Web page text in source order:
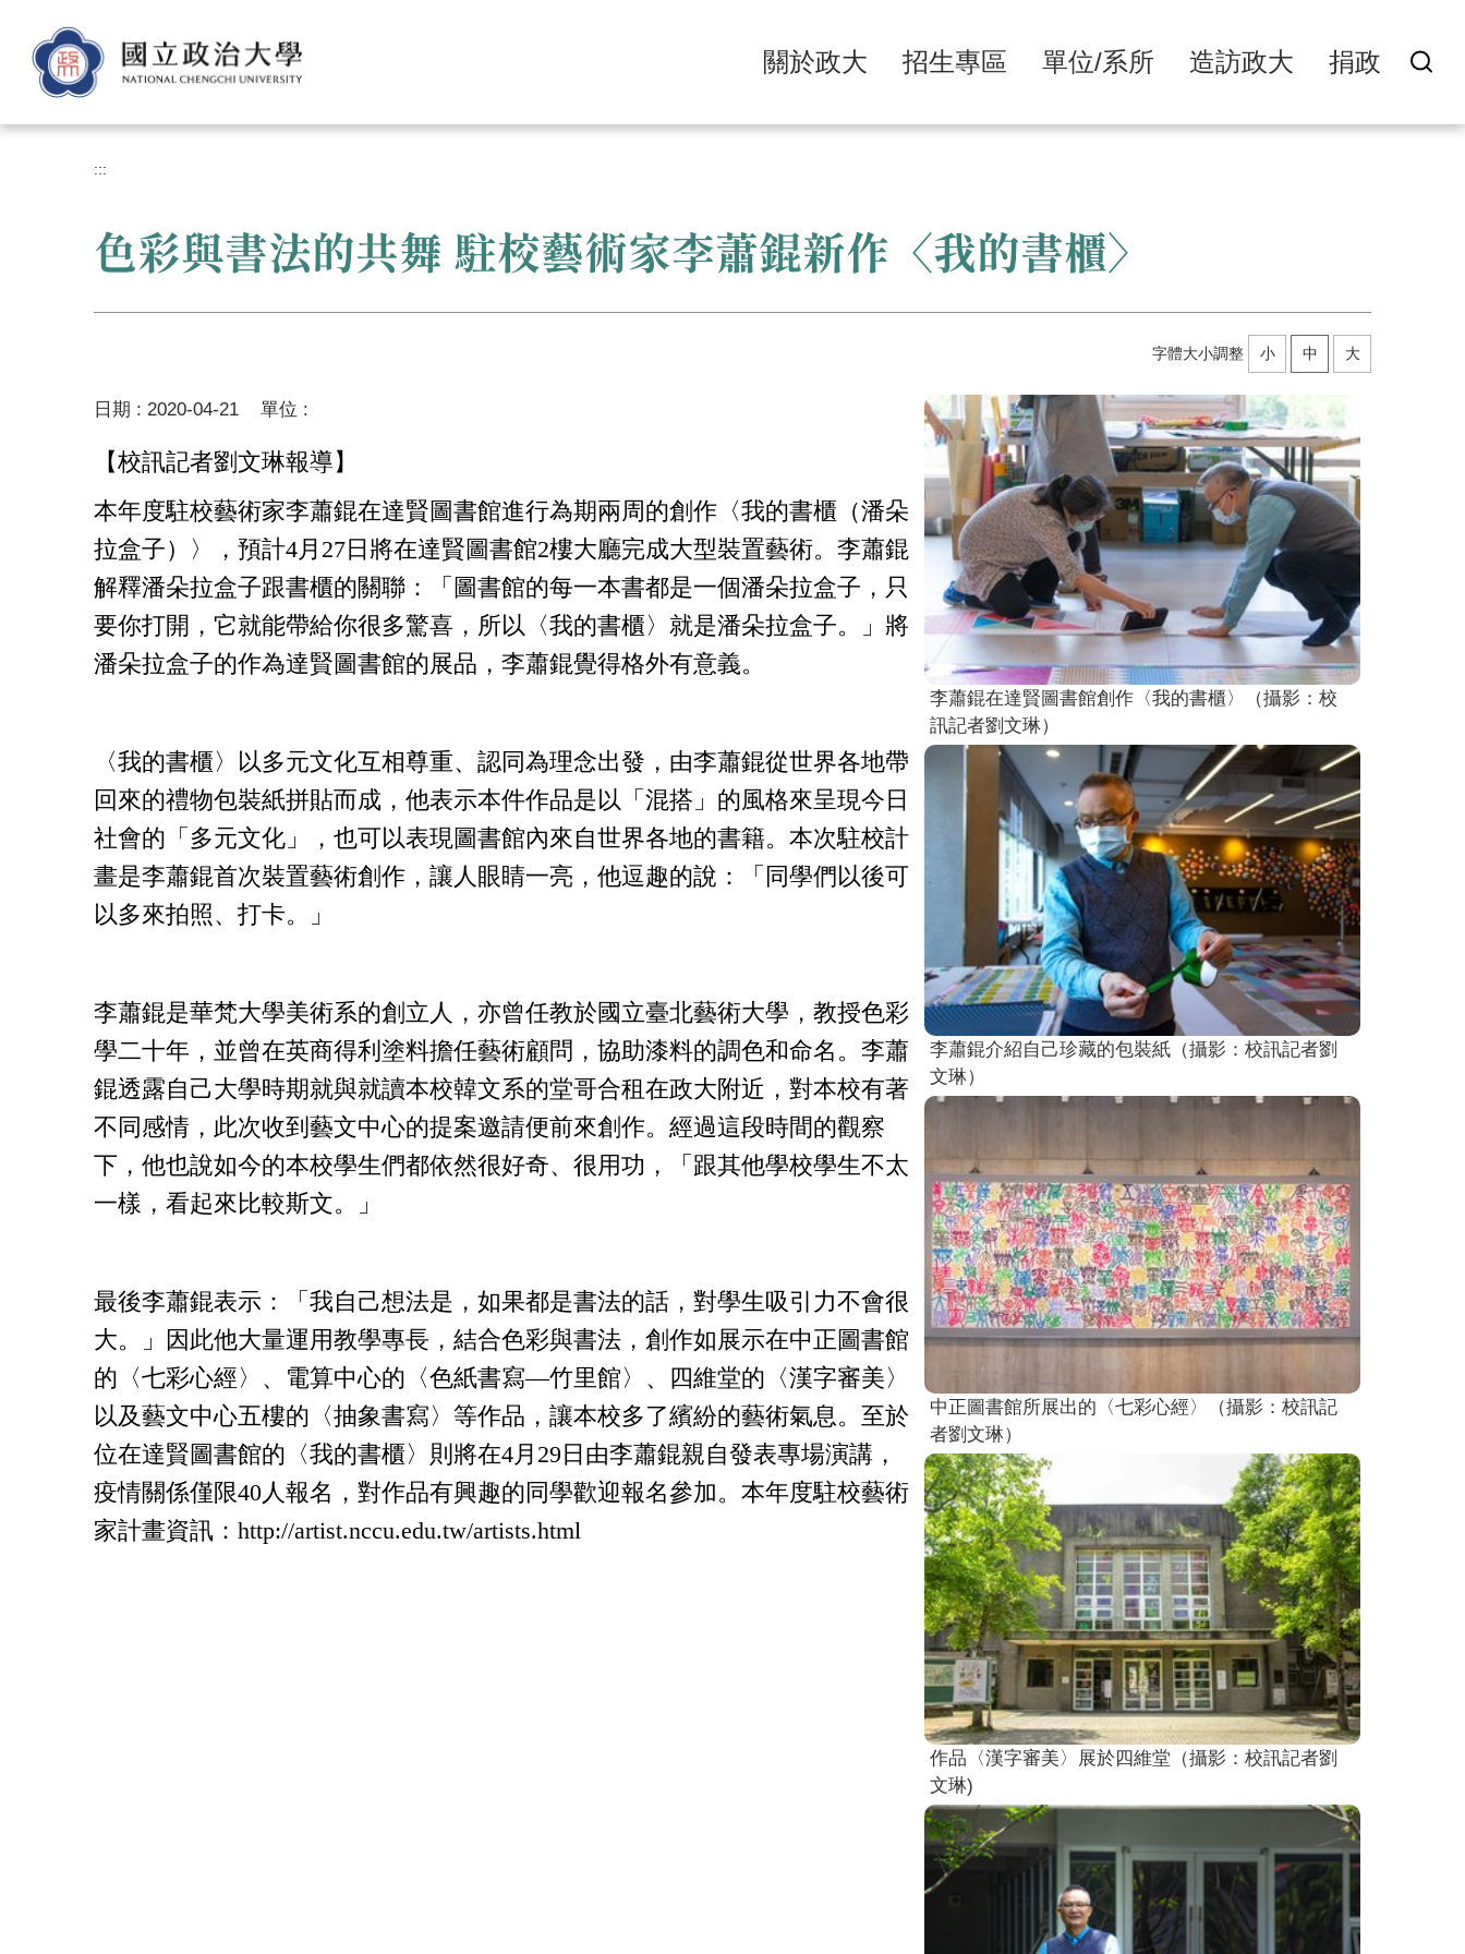
容
關於政大 招生專區 單位/系所 造訪政大 捐政
:::
色彩與書法的共舞 駐校藝術家李蕭錕新作〈我的書櫃〉
字體大小調整 小 中 大
李蕭錕在達賢圖書館創作〈我的書櫃〉（攝影：校
訊記者劉文琳）
李蕭錕介紹自己珍藏的包裝紙（攝影：校訊記者劉
文琳）
中正圖書館所展出的〈七彩心經〉（攝影：校訊記
者劉文琳）
作品〈漢字審美〉展於四維堂（攝影：校訊記者劉
文琳)
日期 : 2020-04-21 單位 :
【校訊記者劉文琳報導】
本年度駐校藝術家李蕭錕在達賢圖書館進行為期兩周的創作 〈我的書櫃（潘朵
拉盒子）〉
， 預計4月27日將在達賢圖書館2樓大廳完成大型裝置藝術。李蕭錕
解釋潘朵拉盒子跟書櫃的關聯：「圖書館的每一本書都是一個潘朵拉盒子，只
要你打開，它就能帶給你很多驚喜，所以〈我的書櫃〉就是潘朵拉盒子。」將
潘朵拉盒子的作為達賢圖書館的展品，李蕭錕覺得格外有意義。
〈我的書櫃〉以多元文化互相尊重、認同為理念出發，由李蕭錕從世界各地帶
回來的禮物包裝紙拼貼而成，他表示本件作品是以「混搭」的風格來呈現今日
社會的「多元文化」，也可以表現圖書館內來自世界各地的書籍。本次駐校計
畫是李蕭錕首次裝置藝術創作，讓人眼睛一亮，他逗趣的說：「同學們以後可
以多來拍照、打卡。」
李蕭錕是華梵大學美術系的創立人，亦曾任教於國立臺北藝術大學，教授色彩
學二十年，並曾在英商得利塗料擔任藝術顧問，協助漆料的調色和命名。李蕭
錕透露自己大學時期就與就讀本校韓文系的堂哥合租在政大附近，對本校有著
不同感情，此次收到藝文中心的提案邀請便前來創作。經過這段時間的觀察
下，他也說如今的本校學生們都依然很好奇、很用功，「跟其他學校學生不太
一樣，看起來比較斯文。」
最後李蕭錕表示：「我自己想法是，如果都是書法的話，對學生吸引力不會很
大。」因此他大量運用教學專長，結合色彩與書法，創作如展示在中正圖書館
的〈七彩心經〉、電算中心的〈色紙書寫—竹里館〉、四維堂的〈漢字審美〉
以及藝文中心五樓的〈抽象書寫〉等作品，讓本校多了繽紛的藝術氣息。至於
位在達賢圖書館的〈我的書櫃〉則將在4月29日由李蕭錕親自發表專場演講，
疫情關係僅限40人報名，對作品有興趣的同學歡迎報名參加。 本年度駐校藝術
家計畫資訊： http://artist.nccu.edu.tw/artists.html